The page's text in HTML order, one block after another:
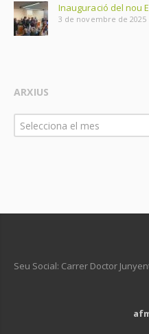
Inauguració del nou
3 de novembre de 2025
ARXIUS
Arxius
Selecciona el mes
Seu Social: Carrer Doctor